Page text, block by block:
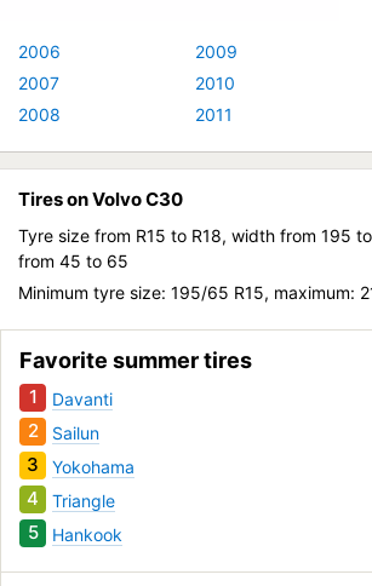
2006
2007
2008
2009
2010
2011
Tires on Volvo C30
Tyre size from R15 to R18, width from 195
from 45 to 65
Minimum tyre size: 195/65 R15, maximum:
Favorite summer tires
1 Davanti
2 Sailun
3 Yokohama
4 Triangle
5 Hankook